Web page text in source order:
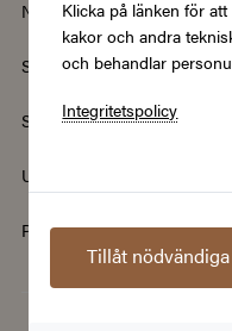
Klicka på länken för
kakor och andra
och behandlar
Integritetspolicy
Tillåt nödvändiga
Nyheter
Skönhet & Hälsa
Sport & Fritid
Upplevelser
Populära presentkort